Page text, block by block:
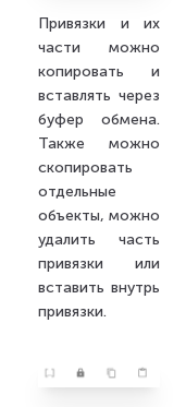
Привязки и их
части можно
копировать и
вставлять через
буфер обмена.
Также можно
скопировать
отдельные
объекты, можно
удалить часть
привязки или
вставить внутрь
привязки.